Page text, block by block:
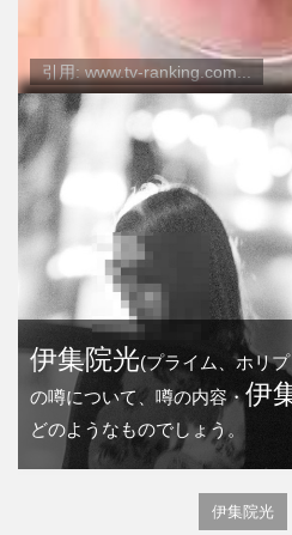
引用: www.tv-ranking.com...
伊集院光(プライム、ホリ
の噂について、噂の内容・伊
どのようなものでしょう。
伊集院光